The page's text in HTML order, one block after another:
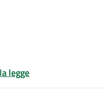
legge